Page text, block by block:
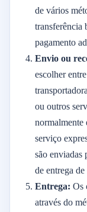
de vários
transferência
pagamento
Envio ou
escolher
ou outros
normalmente
serviço
são enviadas
de entrega
Entrega: Os
através do